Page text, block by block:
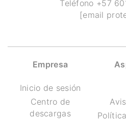
Teléfono +57
[email
Empresa
Inicio de sesión
Centro de
descargas